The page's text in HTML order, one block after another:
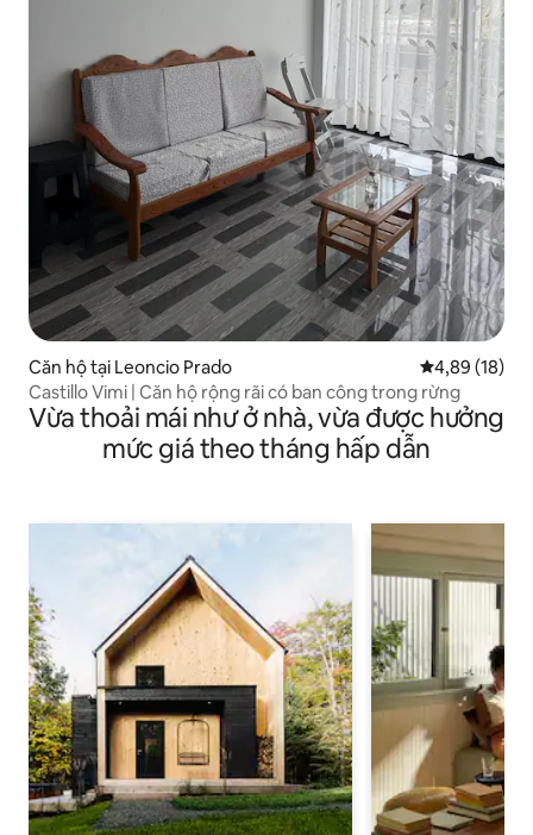
Căn hộ tại Leoncio Prado Xếp hạng
4,89 (18)
Castillo Vimi | Căn hộ rộng rãi có ban công trong rừng
Vừa thoải mái như ở nhà, vừa được hưởng
mức giá theo tháng hấp dẫn